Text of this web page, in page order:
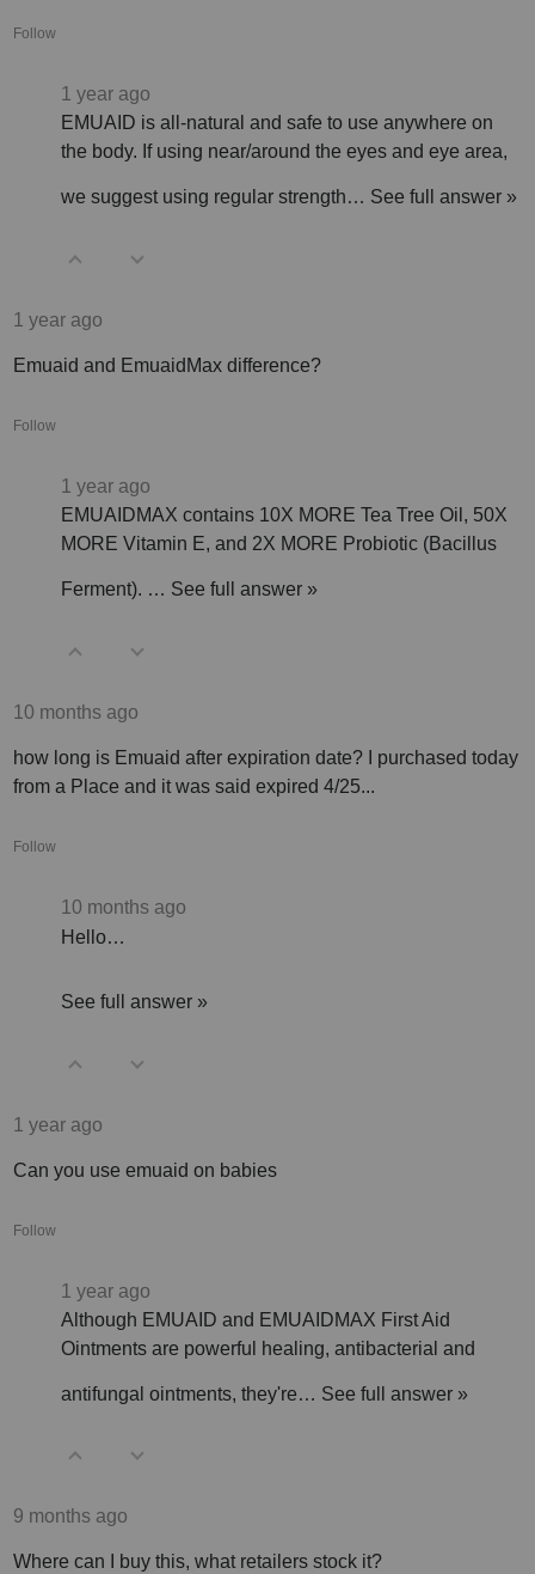
Follow
1 year ago
EMUAID is all-natural and safe to use anywhere on
the body. If using near/around the eyes and eye area,
we suggest using regular strength… See full answer »
1 year ago
Emuaid and EmuaidMax difference?
Follow
1 year ago
EMUAIDMAX contains 10X MORE Tea Tree Oil, 50X
MORE Vitamin E, and 2X MORE Probiotic (Bacillus
Ferment). … See full answer »
10 months ago
how long is Emuaid after expiration date? I purchased today
from a Place and it was said expired 4/25...
Follow
10 months ago
Hello…
See full answer »
1 year ago
Can you use emuaid on babies
Follow
1 year ago
Although EMUAID and EMUAIDMAX First Aid
Ointments are powerful healing, antibacterial and
antifungal ointments, they're… See full answer »
9 months ago
Where can I buy this, what retailers stock it?